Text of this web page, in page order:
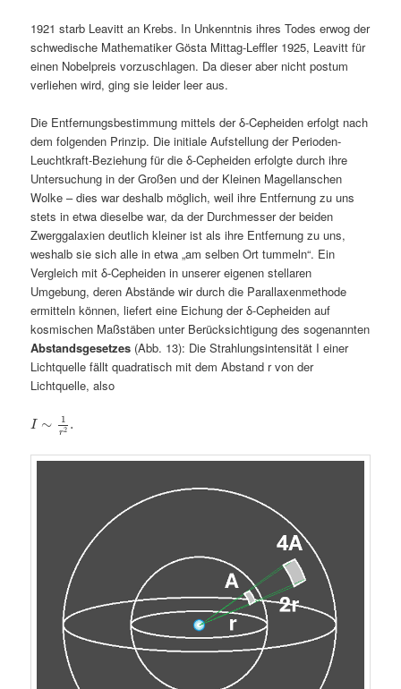
1921 starb Leavitt an Krebs. In Unkenntnis ihres Todes erwog der
schwedische Mathematiker Gösta Mittag-Leffler 1925, Leavitt für
einen Nobelpreis vorzuschlagen. Da dieser aber nicht postum
verliehen wird, ging sie leider leer aus.
Die Entfernungsbestimmung mittels der δ-Cepheiden erfolgt nach
dem folgenden Prinzip. Die initiale Aufstellung der Perioden-
Leuchtkraft-Beziehung für die δ-Cepheiden erfolgte durch ihre
Untersuchung in der Großen und der Kleinen Magellanschen
Wolke – dies war deshalb möglich, weil ihre Entfernung zu uns
stets in etwa dieselbe war, da der Durchmesser der beiden
Zwerggalaxien deutlich kleiner ist als ihre Entfernung zu uns,
weshalb sie sich alle in etwa „am selben Ort tummeln“. Ein
Vergleich mit δ-Cepheiden in unserer eigenen stellaren
Umgebung, deren Abstände wir durch die Parallaxenmethode
ermitteln können, liefert eine Eichung der δ-Cepheiden auf
kosmischen Maßstäben unter Berücksichtigung des sogenannten
Abstandsgesetzes (Abb. 13): Die Strahlungsintensität I einer
Lichtquelle fällt quadratisch mit dem Abstand r von der
Lichtquelle, also
I ∼ 1
r2 .